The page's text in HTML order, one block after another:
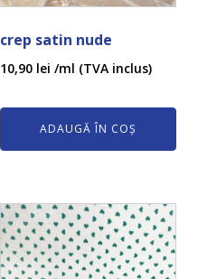
crep satin nude
10,90 lei /ml (TVA inclus)
ADAUGĂ ÎN COȘ